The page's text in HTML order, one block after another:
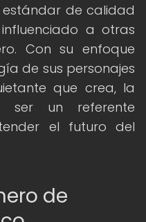
de calidad
a otras
Con su enfoque
de sus personajes
que crea, la
ser un referente
el futuro del
de